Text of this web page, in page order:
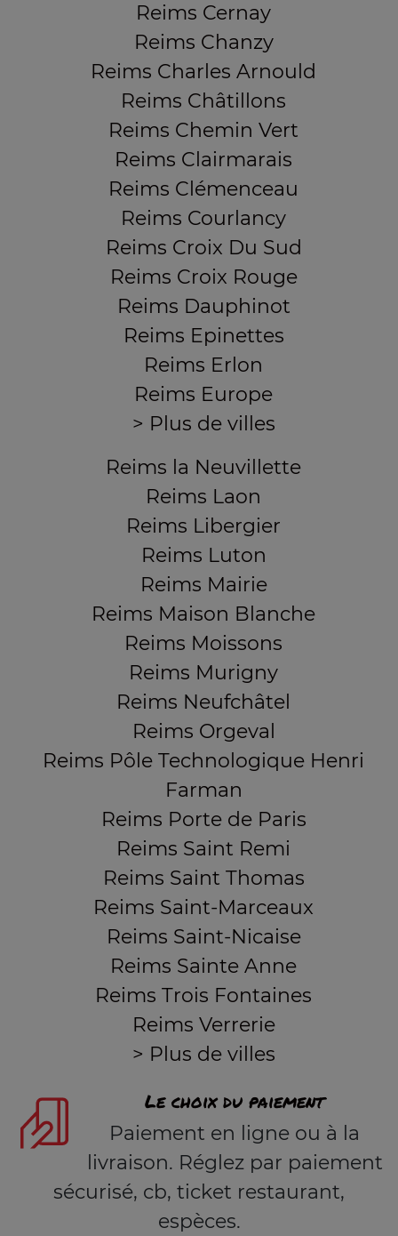
Reims Cernay
Reims Chanzy
Reims Charles Arnould
Reims Châtillons
Reims Chemin Vert
Reims Clairmarais
Reims Clémenceau
Reims Courlancy
Reims Croix Du Sud
Reims Croix Rouge
Reims Dauphinot
Reims Epinettes
Reims Erlon
Reims Europe
> Plus de villes
Reims la Neuvillette
Reims Laon
Reims Libergier
Reims Luton
Reims Mairie
Reims Maison Blanche
Reims Moissons
Reims Murigny
Reims Neufchâtel
Reims Orgeval
Reims Pôle Technologique Henri
Farman
Reims Porte de Paris
Reims Saint Remi
Reims Saint Thomas
Reims Saint-Marceaux
Reims Saint-Nicaise
Reims Sainte Anne
Reims Trois Fontaines
Reims Verrerie
> Plus de villes
Le choix du paiement
Paiement en ligne ou à la
livraison. Réglez par paiement
sécurisé, cb, ticket restaurant,
espèces.